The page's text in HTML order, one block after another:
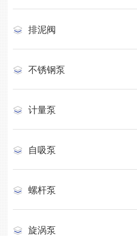
排泥阀
不锈钢泵
计量泵
自吸泵
螺杆泵
旋涡泵